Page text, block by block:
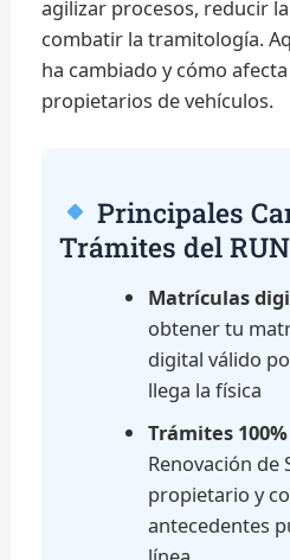
agilizar procesos, reducir
combatir la tramitología.
ha cambiado y cómo
propietarios de vehículos.
Principales
Trámites del
Matrículas
obtener tu
digital válido
llega la física
Trámites
Renovación de
propietario y
antecedentes